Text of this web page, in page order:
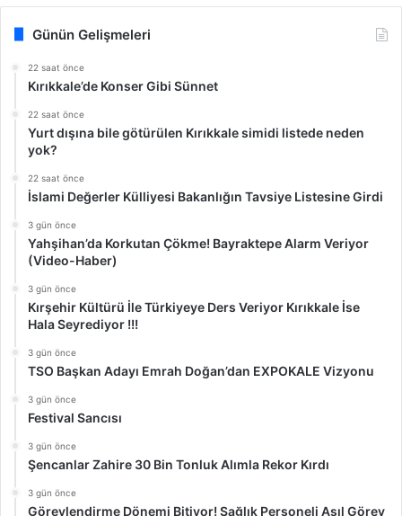
Günün Gelişmeleri
22 saat önce
Kırıkkale’de Konser Gibi Sünnet
22 saat önce
Yurt dışına bile götürülen Kırıkkale simidi listede neden
yok?
22 saat önce
İslami Değerler Külliyesi Bakanlığın Tavsiye Listesine Girdi
3 gün önce
Yahşihan’da Korkutan Çökme! Bayraktepe Alarm Veriyor
(Video-Haber)
3 gün önce
Kırşehir Kültürü İle Türkiyeye Ders Veriyor Kırıkkale İse
Hala Seyrediyor !!!
3 gün önce
TSO Başkan Adayı Emrah Doğan’dan EXPOKALE Vizyonu
3 gün önce
Festival Sancısı
3 gün önce
Şencanlar Zahire 30 Bin Tonluk Alımla Rekor Kırdı
3 gün önce
Görevlendirme Dönemi Bitiyor! Sağlık Personeli Asıl Görev